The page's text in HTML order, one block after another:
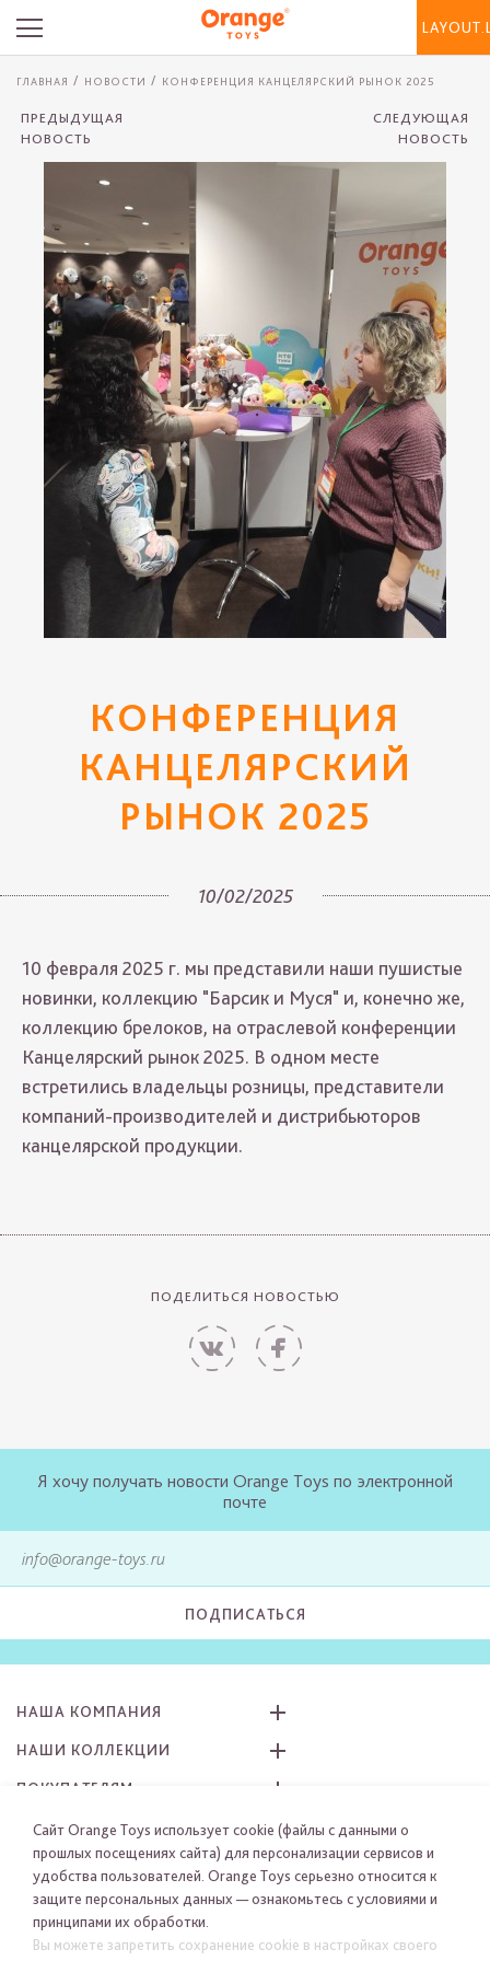
ГЛАВНАЯ НОВОСТИ КОНФЕРЕНЦИЯ КАНЦЕЛЯРСКИЙ РЫНОК 2025
ПРЕДЫДУЩАЯ
НОВОСТЬ
СЛЕДУЮЩАЯ
НОВОСТЬ
КОНФЕРЕНЦИЯ
КАНЦЕЛЯРСКИЙ
РЫНОК 2025
10/02/2025
10 февраля 2025 г. мы представили наши пушистые
новинки, коллекцию "Барсик и Муся" и, конечно же,
коллекцию брелоков, на отраслевой конференции
Канцелярский рынок 2025. В одном месте
встретились владельцы розницы, представители
компаний-производителей и дистрибьюторов
канцелярской продукции.
ПОДЕЛИТЬСЯ НОВОСТЬЮ
Я хочу получать новости Orange Toys по электронной
почте
ПОДПИСАТЬСЯ
НАША КОМПАНИЯ
НАШИ КОЛЛЕКЦИИ
ПОКУПАТЕЛЯМ
КАК ЗАКАЗАТЬ
ПРИСОЕДИНЯЙТЕСЬ К НАМ
Сайт Orange Toys использует cookie (файлы с данными о
прошлых посещениях сайта) для персонализации сервисов и
удобства пользователей. Orange Toys серьезно относится к
защите персональных данных — ознакомьтесь с условиями и
принципами их обработки.
Вы можете запретить сохранение cookie в настройках своего